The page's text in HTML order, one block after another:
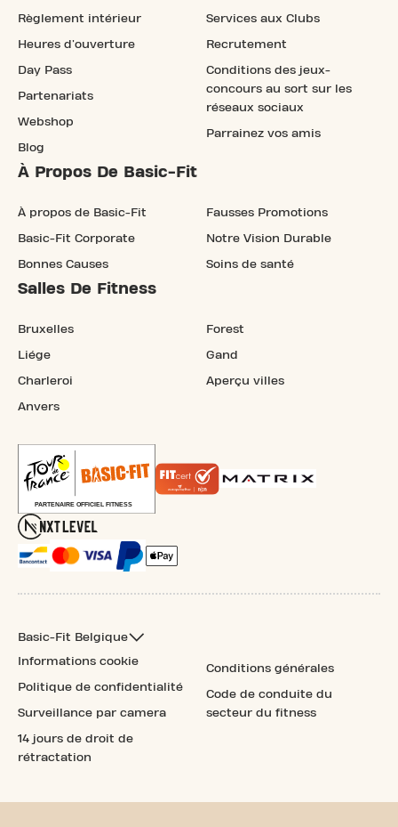
Règlement intérieur
Heures d'ouverture
Day Pass
Partenariats
Webshop
Blog
Services aux Clubs
Recrutement
Conditions des jeux-
concours au sort sur les
réseaux sociaux
Parrainez vos amis
À Propos De Basic-Fit
À propos de Basic-Fit
Basic-Fit Corporate
Bonnes Causes
Fausses Promotions
Notre Vision Durable
Soins de santé
Salles De Fitness
Bruxelles
Liége
Charleroi
Anvers
Forest
Gand
Aperçu villes
Basic-Fit Belgique
Informations cookie
Politique de confidentialité
Surveillance par camera
14 jours de droit de
rétractation
Conditions générales
Code de conduite du
secteur du fitness